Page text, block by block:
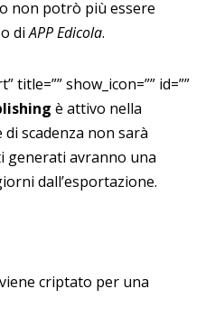
non potrò più essere
diAPP Edicola.
title=”” show_icon=”” id=””
è attivo nella
di scadenza non sarà
generati avranno una
dall’esportazione.
criptato per una